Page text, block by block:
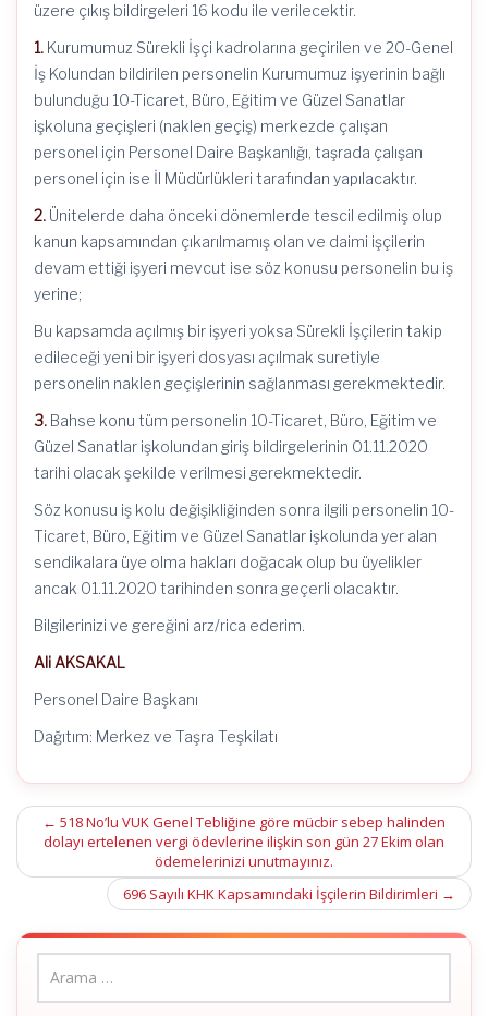
üzere çıkış bildirgeleri 16 kodu ile verilecektir.
1. Kurumumuz Sürekli İşçi kadrolarına geçirilen ve 20-Genel
İş Kolundan bildirilen personelin Kurumumuz işyerinin bağlı
bulunduğu 10-Ticaret, Büro, Eğitim ve Güzel Sanatlar
işkoluna geçişleri (naklen geçiş) merkezde çalışan
personel için Personel Daire Başkanlığı, taşrada çalışan
personel için ise İl Müdürlükleri tarafından yapılacaktır.
2. Ünitelerde daha önceki dönemlerde tescil edilmiş olup
kanun kapsamından çıkarılmamış olan ve daimi işçilerin
devam ettiği işyeri mevcut ise söz konusu personelin bu iş
yerine;
Bu kapsamda açılmış bir işyeri yoksa Sürekli İşçilerin takip
edileceği yeni bir işyeri dosyası açılmak suretiyle
personelin naklen geçişlerinin sağlanması gerekmektedir.
3. Bahse konu tüm personelin 10-Ticaret, Büro, Eğitim ve
Güzel Sanatlar işkolundan giriş bildirgelerinin 01.11.2020
tarihi olacak şekilde verilmesi gerekmektedir.
Söz konusu iş kolu değişikliğinden sonra ilgili personelin 10-
Ticaret, Büro, Eğitim ve Güzel Sanatlar işkolunda yer alan
sendikalara üye olma hakları doğacak olup bu üyelikler
ancak 01.11.2020 tarihinden sonra geçerli olacaktır.
Bilgilerinizi ve gereğini arz/rica ederim.
Ali AKSAKAL
Personel Daire Başkanı
Dağıtım: Merkez ve Taşra Teşkilatı
Post
navigation
← 518 No’lu VUK Genel Tebliğine göre mücbir sebep halinden
dolayı ertelenen vergi ödevlerine ilişkin son gün 27 Ekim olan
ödemelerinizi unutmayınız.
696 Sayılı KHK Kapsamındaki İşçilerin Bildirimleri →